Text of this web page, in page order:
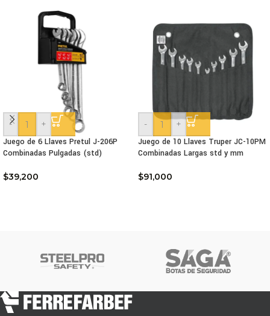
-
+
Juego de 6 Llaves Pretul J-206P
Combinadas Pulgadas (std)
$39,200
-
+
Juego de 10 Llaves Truper JC-10PM
Combinadas Largas std y mm
$91,000